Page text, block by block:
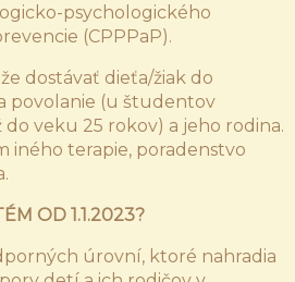
psychologického
(CPPPaP).
dostávať dieťa/žiak do
povolanie (u študentov
veku 25 rokov) a jeho rodina.
iného terapie, poradenstvo
OD 1.1.2023?
úrovní, ktoré nahradia